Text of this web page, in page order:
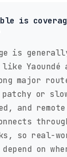
is
is
Yaoundé
major
patchy or
and
so real-
on